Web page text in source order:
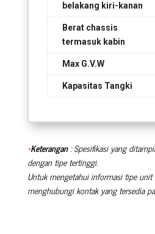
belakang kiri-kanan
Berat chassis
termasuk kabin
Max G.V.W
Kapasitas Tangki
*Keterangan: Spesifikasi yang
dengan tipe tertinggi.
Untuk mengetahui informasi tipe unit
menghubungi kontak yang tersedia